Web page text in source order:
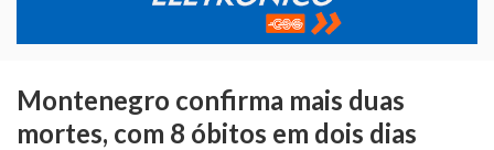
Montenegro confirma mais duas
mortes, com 8 óbitos em dois dias